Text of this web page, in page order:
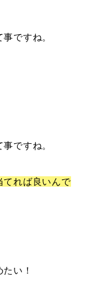
ですね。
ですね。
てれば良いんで
い！